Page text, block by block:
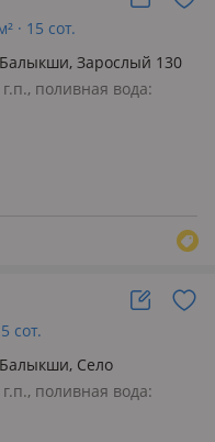
· 15 сот.
Зарослый 130
поливная вода:
чистом районе
вдоль це…
сот.
Село
Айткул Исмагулова
поливная вода: